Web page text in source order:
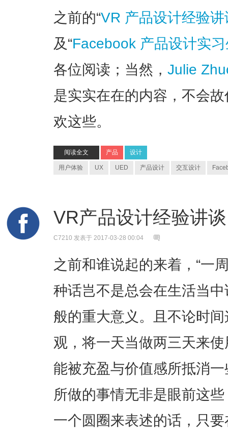
之前的“VR 产品设计经验
及“Facebook 产品设计实
各位阅读；当然， Julie
是实实在在的内容，不会
欢这些。
阅读全文 产品 设计
用户体验 UX UED 产品设计 交互设计
VR产品设计经验讲
C7210 发表于 2017-03-28 00:04
之前和谁说起的来着，“一
种话岂不是总会在生活当
般的重大意义。且不论时
观，将一天当做两三天来
能被充盈与价值感所抵消
所做的事情无非是眼前这
一个圆圈来表述的话，只